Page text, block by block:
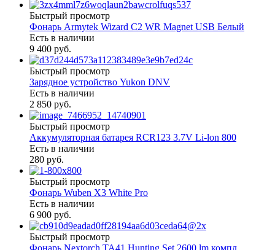
Быстрый просмотр
Фонарь Armytek Wizard C2 WR Magnet USB Белый
Есть в наличии
9 400 руб.
Быстрый просмотр
Зарядное устройство Yukon DNV
Есть в наличии
2 850 руб.
Быстрый просмотр
Аккумуляторная батарея RCR123 3.7V Li-lon 800
Есть в наличии
280 руб.
Быстрый просмотр
Фонарь Wuben X3 White Pro
Есть в наличии
6 900 руб.
Быстрый просмотр